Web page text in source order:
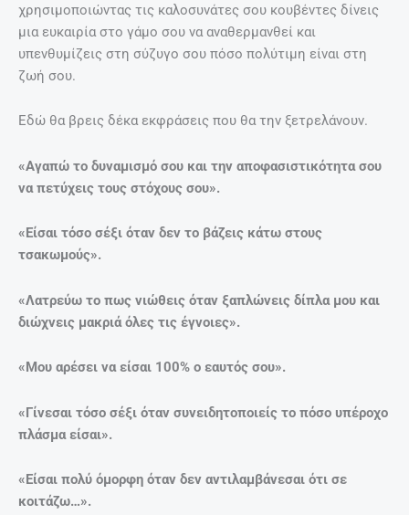
χρησιμοποιώντας τις καλοσυνάτες σου κουβέντες δίνεις
μια ευκαιρία στο γάμο σου να αναθερμανθεί και
υπενθυμίζεις στη σύζυγο σου πόσο πολύτιμη είναι στη
ζωή σου.
Εδώ θα βρεις δέκα εκφράσεις που θα την ξετρελάνουν.
«Αγαπώ το δυναμισμό σου και την αποφασιστικότητα σου
να πετύχεις τους στόχους σου».
«Είσαι τόσο σέξι όταν δεν το βάζεις κάτω στους
τσακωμούς».
«Λατρεύω το πως νιώθεις όταν ξαπλώνεις δίπλα μου και
διώχνεις μακριά όλες τις έγνοιες».
«Μου αρέσει να είσαι 100% ο εαυτός σου».
«Γίνεσαι τόσο σέξι όταν συνειδητοποιείς το πόσο υπέροχο
πλάσμα είσαι».
«Είσαι πολύ όμορφη όταν δεν αντιλαμβάνεσαι ότι σε
κοιτάζω…».